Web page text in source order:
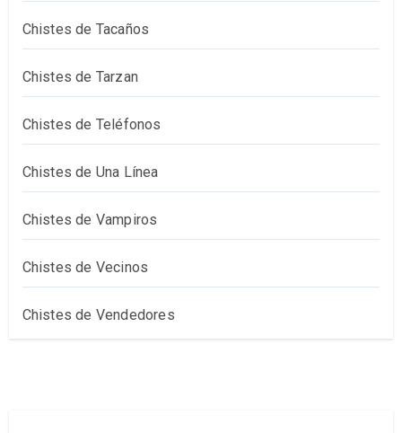
Chistes de Tacaños
Chistes de Tarzan
Chistes de Teléfonos
Chistes de Una Línea
Chistes de Vampiros
Chistes de Vecinos
Chistes de Vendedores